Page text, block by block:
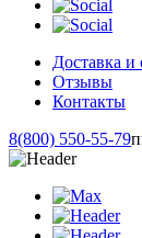
Доставка и
Отзывы
Контакты
8(800) 550-55-79